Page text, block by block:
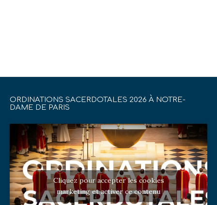
ORDINATIONS SACERDOTALES 2026 À NOTRE-
DAME DE PARIS
Cliquez pour accepter les cookies
marketing et activer ce contenu